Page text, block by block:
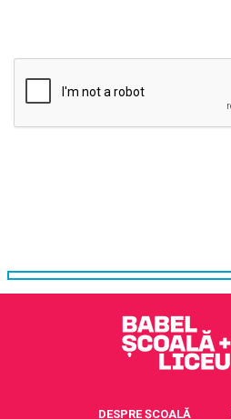
DESPRE ȘCOALĂ